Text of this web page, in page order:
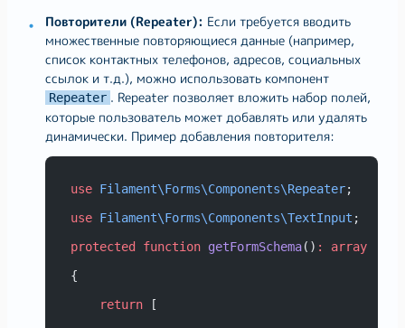
Повторители (Repeater): Если требуется вводить
множественные повторяющиеся данные (например,
список контактных телефонов, адресов, социальных
ссылок и т.д.), можно использовать компонент
Repeater . Repeater позволяет вложить набор полей,
которые пользователь может добавлять или удалять
динамически. Пример добавления повторителя:
use Filament\Forms\Components\Repeater;
use Filament\Forms\Components\TextInput ;
protected function getFormSchema() :
array
{
return [